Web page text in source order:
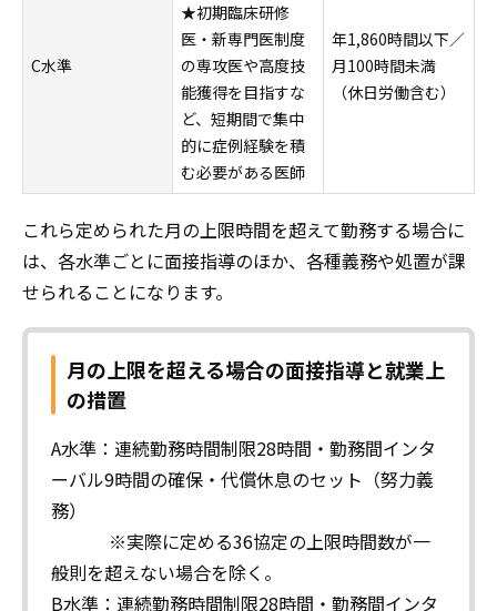
C水準
★初期臨床研修
医・新専門医制度
の専攻医や高度技
能獲得を目指すな
ど、短期間で集中
的に症例経験を積
む必要がある医師
年1,860時間以下／
月100時間未満
（休日労働含む）
これら定められた月の上限時間を超えて勤務する場合に
は、各水準ごとに面接指導のほか、各種義務や処置が課
せられることになります。
月の上限を超える場合の面接指導と就業上
の措置
A水準：連続勤務時間制限28時間・勤務間インタ
ーバル9時間の確保・代償休息のセット（努力義
務）
※実際に定める36協定の上限時間数が一
般則を超えない場合を除く。
B水準：連続勤務時間制限28時間・勤務間インタ